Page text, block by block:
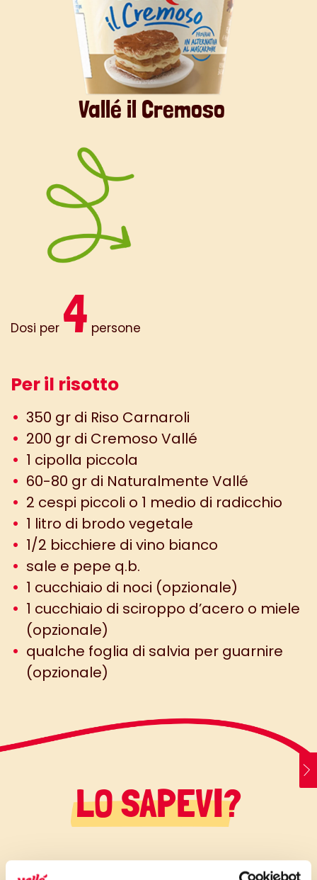
Dosi per 4 persone
Per il risotto
350 gr di Riso Carnaroli
200 gr di Cremoso Vallé
1 cipolla piccola
60-80 gr di Naturalmente Vallé
2 cespi piccoli o 1 medio di radicchio
1 litro di brodo vegetale
1/2 bicchiere di vino bianco
sale e pepe q.b.
1 cucchiaio di noci (opzionale)
1 cucchiaio di sciroppo d’acero o miele
(opzionale)
qualche foglia di salvia per guarnire
(opzionale)
Vallé il Cremoso
LO SAPEVI?
Versione delicata e ricca di